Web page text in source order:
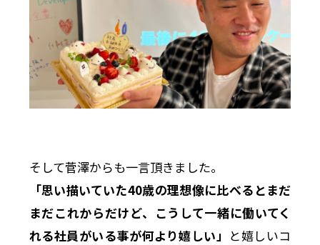
そして菅澤からも一言頂きました。
「思い描いていた40歳の理想像に比べるとまだ
まだこれからだけど、こうして一緒に働いてく
れる社員がいる事が何より嬉しい」 と嬉しいコ